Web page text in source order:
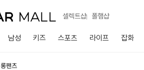
셀렉트샵 폴햄샵
남성 키즈 스포츠 라이프 잡화
롱팬츠